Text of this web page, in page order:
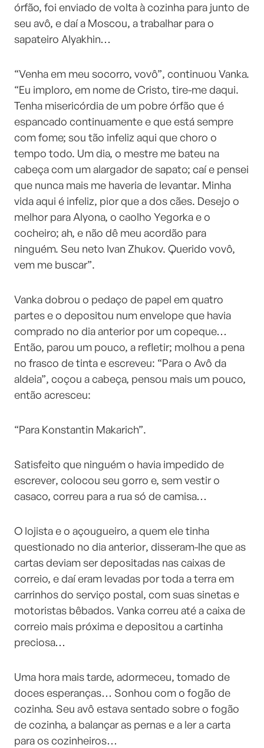
órfão, foi enviado de volta à cozinha para junto de
seu avô, e daí a Moscou, a trabalhar para o
sapateiro Alyakhin…
“Venha em meu socorro, vovô”, continuou Vanka.
“Eu imploro, em nome de Cristo, tire-me daqui.
Tenha misericórdia de um pobre órfão que é
espancado continuamente e que está sempre
com fome; sou tão infeliz aqui que choro o
tempo todo. Um dia, o mestre me bateu na
cabeça com um alargador de sapato; caí e pensei
que nunca mais me haveria de levantar. Minha
vida aqui é infeliz, pior que a dos cães. Desejo o
melhor para Alyona, o caolho Yegorka e o
cocheiro; ah, e não dê meu acordão para
ninguém. Seu neto Ivan Zhukov. Querido vovô,
vem me buscar”.
Vanka dobrou o pedaço de papel em quatro
partes e o depositou num envelope que havia
comprado no dia anterior por um copeque…
Então, parou um pouco, a refletir; molhou a pena
no frasco de tinta e escreveu: “Para o Avô da
aldeia”, coçou a cabeça, pensou mais um pouco,
então acresceu:
“Para Konstantin Makarich”.
Satisfeito que ninguém o havia impedido de
escrever, colocou seu gorro e, sem vestir o
casaco, correu para a rua só de camisa…
O lojista e o açougueiro, a quem ele tinha
questionado no dia anterior, disseram-lhe que as
cartas deviam ser depositadas nas caixas de
correio, e daí eram levadas por toda a terra em
carrinhos do serviço postal, com suas sinetas e
motoristas bêbados. Vanka correu até a caixa de
correio mais próxima e depositou a cartinha
preciosa…
Uma hora mais tarde, adormeceu, tomado de
doces esperanças… Sonhou com o fogão de
cozinha. Seu avô estava sentado sobre o fogão
de cozinha, a balançar as pernas e a ler a carta
para os cozinheiros…